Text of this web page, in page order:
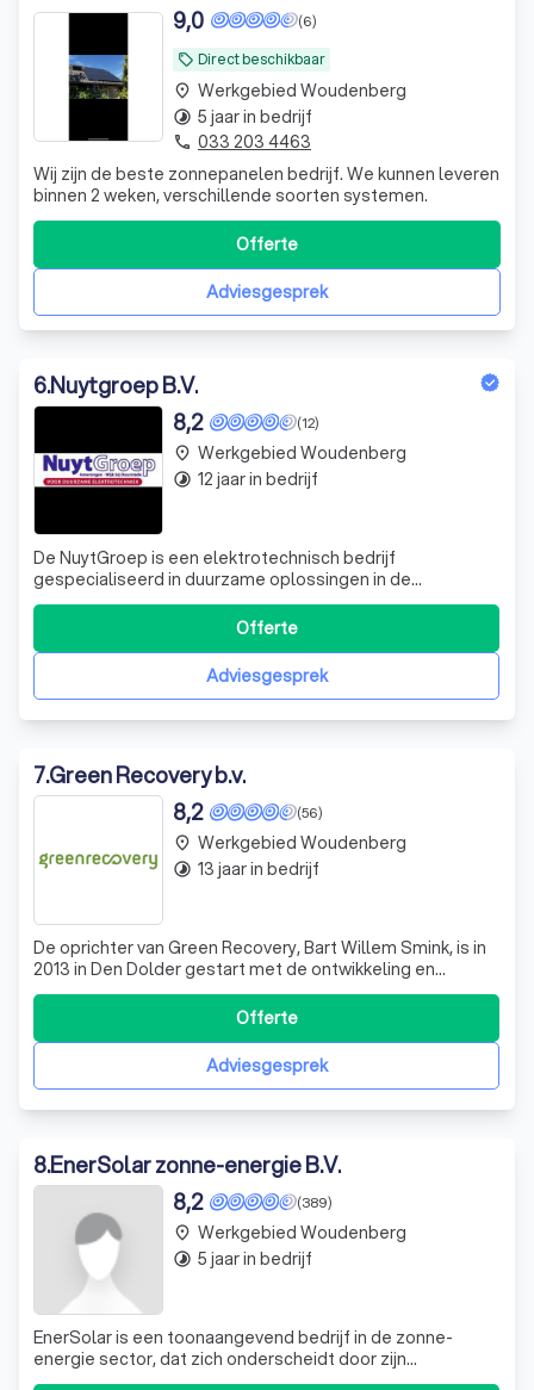
local_offer Direct beschikbaar
(6)
9,0
Wij zijn de beste zonnepanelen bedrijf. We kunnen leveren
binnen 2 weken, verschillende soorten systemen.
Adviesgesprek
Offerte
place Werkgebied Woudenberg
timelapse 5 jaar in bedrijf
phone 033 203 4463
6.Nuytgroep B.V.
(12)
8,2
De NuytGroep is een elektrotechnisch bedrijf
gespecialiseerd in duurzame oplossingen in de
elektrotechniek. Wij werken samen met gerenommeerde
bedrijven en vakbekwame mensen. Wij bieden onze
klanten een passend advies met eerlijke en betaalbare
oplossingen. Alleen duurzaam opwekken wat nodig is. Ene
Adviesgesprek
Offerte
place Werkgebied Woudenberg
timelapse 12 jaar in bedrijf
7.Green Recovery b.v.
(56)
8,2
De oprichter van Green Recovery, Bart Willem Smink, is in
2013 in Den Dolder gestart met de ontwikkeling en
uitvoering van zonne-energie projecten en Solar
systemen. Zijn belangrijkste overtuiging is dat er
behoefte is bij particulieren en ondernemers om
persoonlijk en deskundig geholpen te worden b
Adviesgesprek
Offerte
place Werkgebied Woudenberg
timelapse 13 jaar in bedrijf
8.EnerSolar zonne-energie B.V.
(389)
8,2
EnerSolar is een toonaangevend bedrijf in de zonne-
energie sector, dat zich onderscheidt door zijn
klantgerichte en flexibele aanpak. Wij zijn er trots op dat
place Werkgebied Woudenberg
timelapse 5 jaar in bedrijf